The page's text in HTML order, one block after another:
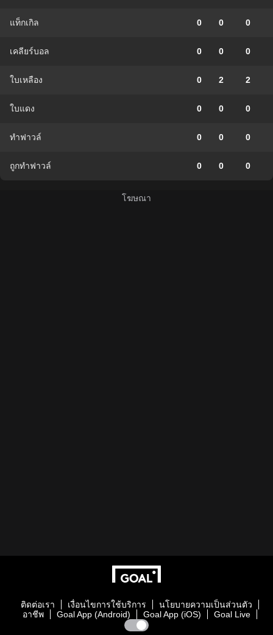
แท็กเกิล 0 0 0
เคลียร์บอล 0 0 0
ใบเหลือง 0 2 2
ใบแดง 0 0 0
ทำฟาวล์ 0 0 0
ถูกทำฟาวล์ 0 0 0
ติดต่อเรา เงื่อนไขการใช้บริการ
นโยบายความเป็นส่วนตัว
อาชีพ
Goal App (Android) Goal App (iOS) Goal Live